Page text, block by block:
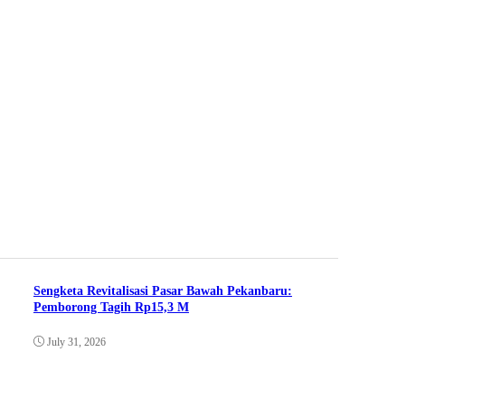
Sengketa Revitalisasi Pasar Bawah Pekanbaru:
Pemborong Tagih Rp15,3 M
July 31, 2026